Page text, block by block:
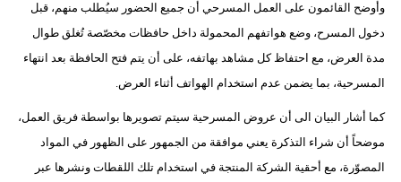
سيارات
وأوضح القائمون على العمل المسرحي أن جميع الحضور سيُطلب منهم، قبل
دخول المسرح، وضع هواتفهم المحمولة داخل حافظات مخصّصة تُغلق طوال
مدة العرض، مع احتفاظ كل مشاهد بهاتفه، على أن يتم فتح الحافظة بعد انتهاء
المسرحية، بما يضمن عدم استخدام الهواتف أثناء العرض.
كما أشار البيان الى أن عروض المسرحية سيتم تصويرها بواسطة فريق العمل،
موضحاً أن شراء التذكرة يعني موافقة من الجمهور على الظهور في المواد
المصوّرة، مع أحقية الشركة المنتجة في استخدام تلك اللقطات ونشرها عبر